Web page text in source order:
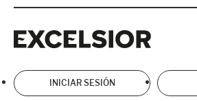
INICIAR SESIÓN